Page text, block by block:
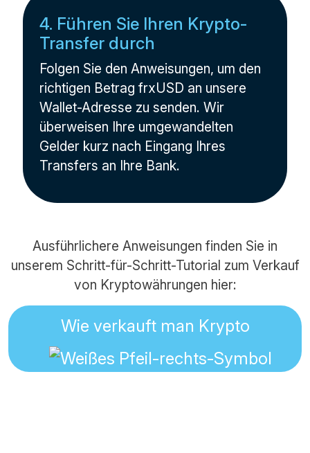
4. Führen Sie Ihren Krypto-
Transfer durch
Folgen Sie den Anweisungen, um den
richtigen Betrag frxUSD an unsere
Wallet-Adresse zu senden. Wir
überweisen Ihre umgewandelten
Gelder kurz nach Eingang Ihres
Transfers an Ihre Bank.
Ausführlichere Anweisungen finden Sie in
unserem Schritt-für-Schritt-Tutorial zum Verkauf
von Kryptowährungen hier:
Wie verkauft man Krypto